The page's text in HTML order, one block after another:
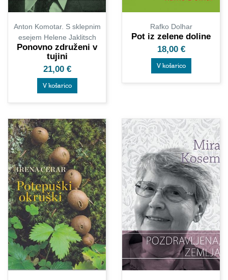
Anton Komotar. S sklepnim
esejem Helene Jaklitsch
Ponovno združeni v
tujini
21,00 €
V košarico
Rafko Dolhar
Pot iz zelene doline
18,00 €
V košarico